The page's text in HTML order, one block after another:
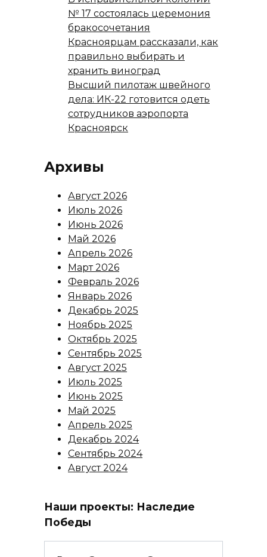
№ 17 состоялась церемония
бракосочетания
Красноярцам рассказали, как
правильно выбирать и
хранить виноград
Высший пилотаж швейного
дела: ИК-22 готовится одеть
сотрудников аэропорта
Красноярск
Архивы
Август 2026
Июль 2026
Июнь 2026
Май 2026
Апрель 2026
Март 2026
Февраль 2026
Январь 2026
Декабрь 2025
Ноябрь 2025
Октябрь 2025
Сентябрь 2025
Август 2025
Июль 2025
Июнь 2025
Май 2025
Апрель 2025
Декабрь 2024
Сентябрь 2024
Август 2024
Наши проекты: Наследие
Победы